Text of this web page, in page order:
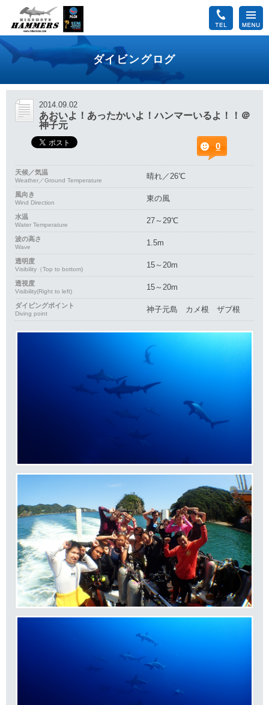
ダイビングログ
あおいよ！あったかいよ！ハンマーいるよ！！＠
神子元
2014.09.02
0
天候／気温
Weather／Ground Temperature 晴れ／26℃
風向き
Wind Direction 東の風
水温
Water Temperature 27～29℃
波の高さ
Wave 1.5m
透明度
Visibility（Top to bottom) 15～20m
透視度
Visibility(Right to left) 15～20m
ダイビングポイント
Diving point 神子元島 カメ根 ザブ根